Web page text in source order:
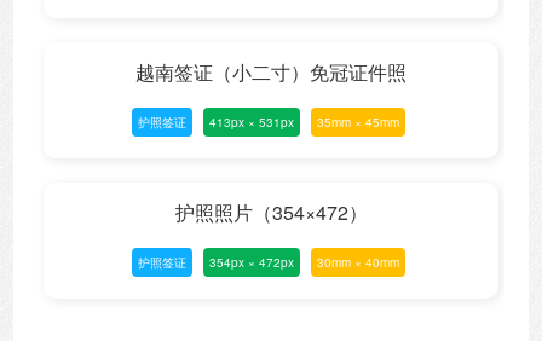
越南签证（小二寸）免冠证件照
护照签证 413px × 531px 35mm × 45mm
护照照片（354×472）
护照签证 354px × 472px 30mm × 40mm